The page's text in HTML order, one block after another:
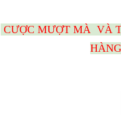
CƯỢC MƯỢT MÀ VÀ